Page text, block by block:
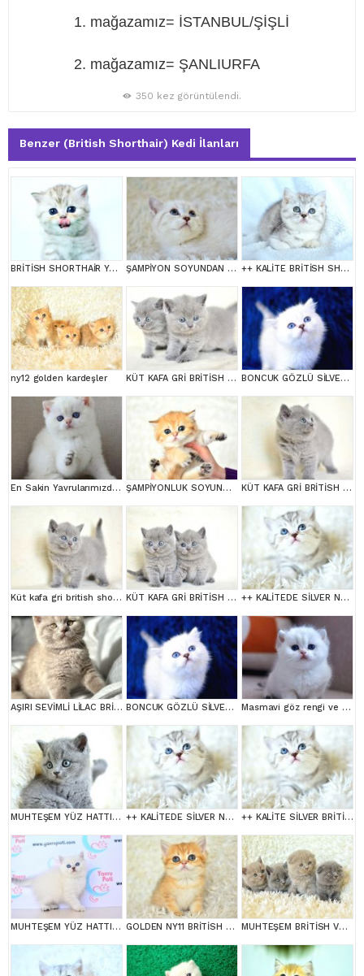
1. mağazamız= İSTANBUL/ŞİŞLİ
2. mağazamız= ŞANLIURFA
350 kez görüntülendi.
Benzer (British Shorthair) Kedi İlanları
BRİTİSH SHORTHAİR YAVRUMUZ ŞAMPİYON SOYUNDAN LYNX BRİTİSH SHORTHAİR ++ KALİTE BRİTİSH SHORTHAİR
ny12 golden kardeşler KÜT KAFA GRİ BRİTİSH SHORTHAİR YAVRULARIMIZ BONCUK GÖZLÜ SİLVER BRİTİSH SHORTHAİR NS1133
En Sakin Yavrularımızdan NS1133 British Shorthair ŞAMPİYONLUK SOYUNDAN NY11 GOLDEN BRİTİSH SHORTHAİR KÜT KAFA GRİ BRİTİSH SHORTHAİR YAVRULARIMIZ
Küt kafa gri british shorthair yavrularımız KÜT KAFA GRİ BRİTİSH SHORTHAİR YAVRULARIMIZ ++ KALİTEDE SİLVER NS24 BRİTİSH SHORTHAİR
AŞIRI SEVİMLİ LİLAC BRİTİSH SHORTHAİR BONCUK GÖZLÜ SİLVER BRİTİSH SHORTHAİR NS1133 Masmavi göz rengi ve Bem beyaz tüyleri ile Silver British Shortair
MUHTEŞEM YÜZ HATTINA SAHİP GRİ BRİTİSH SHORTHAİR YAVRUMUZ ++ KALİTEDE SİLVER NS24 BRİTİSH SHORTHAİR ++ KALİTE SİLVER BRİTİSH SHORTHAİR
MUHTEŞEM YÜZ HATTI SİLVER BRİTİSH SHORTHAİR NS1133 GOLDEN NY11 BRİTİSH SHORTHAİR YAVRUMUZ MUHTEŞEM BRİTİSH VE SCOTTİSH YAVRULAR